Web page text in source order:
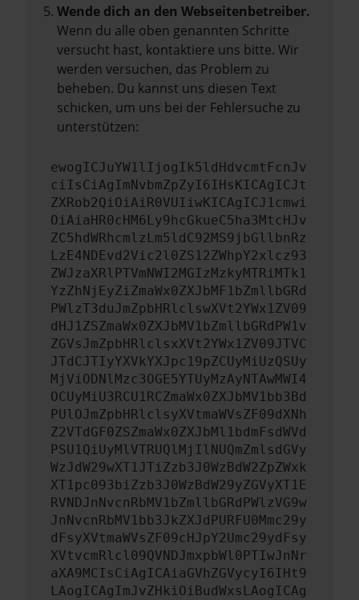
Wende dich an den Webseitenbetreiber.
Wenn du alle oben genannten Schritte
versucht hast, kontaktiere uns bitte. Wir
werden versuchen, das Problem zu
beheben. Du kannst uns diesen Text
schicken, um uns bei der Fehlersuche zu
unterstützen:
ewogICJuYW1lIjogIk5ldHdvcmtFcnJv
ciIsCiAgImNvbmZpZyI6IHsKICAgICJt
ZXRob2QiOiAiR0VUIiwKICAgICJ1cmwi
OiAiaHR0cHM6Ly9hcGkueC5ha3MtcHJv
ZC5hdWRhcmlzLm5ldC92MS9jbGllbnRz
LzE4NDEvd2Vic2l0ZS12ZWhpY2xlcz93
ZWJzaXRlPTVmNWI2MGIzMzkyMTRiMTk1
YzZhNjEyZiZmaWx0ZXJbMF1bZmllbGRd
PWlzT3duJmZpbHRlclswXVt2YWx1ZV09
dHJ1ZSZmaWx0ZXJbMV1bZmllbGRdPW1v
ZGVsJmZpbHRlclsxXVt2YWx1ZV09JTVC
JTdCJTIyYXVkYXJpc19pZCUyMiUzQSUy
MjViODNlMzc3OGE5YTUyMzAyNTAwMWI4
OCUyMiU3RCU1RCZmaWx0ZXJbMV1bb3Bd
PUlOJmZpbHRlclsyXVtmaWVsZF09dXNh
Z2VTdGF0ZSZmaWx0ZXJbMl1bdmFsdWVd
PSU1QiUyMlVTRUQlMjIlNUQmZmlsdGVy
WzJdW29wXT1JTiZzb3J0WzBdW2ZpZWxk
XT1pc093biZzb3J0WzBdW29yZGVyXT1E
RVNDJnNvcnRbMV1bZmllbGRdPWlzVG9w
JnNvcnRbMV1bb3JkZXJdPURFU0Mmc29y
dFsyXVtmaWVsZF09cHJpY2Umc29ydFsy
XVtvcmRlcl09QVNDJmxpbWl0PTIwJnNr
aXA9MCIsCiAgICAiaGVhZGVycyI6IHt9
LAogICAgImJvZHkiOiBudWxsLAogICAg